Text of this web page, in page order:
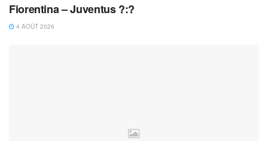
Fiorentina – Juventus ?:?
4 AOÛT 2026